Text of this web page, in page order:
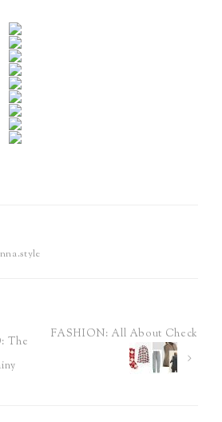
The
FASHION: All About Check